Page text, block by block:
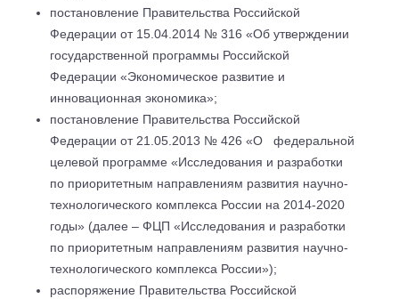
постановление Правительства Российской
Федерации от 15.04.2014 № 316 «Об утверждении
государственной программы Российской
Федерации «Экономическое развитие и
инновационная экономика»;
постановление Правительства Российской
Федерации от 21.05.2013 № 426 «О
федеральной
целевой программе «Исследования и разработки
по приоритетным направлениям развития научно-
технологического комплекса России на 2014-2020
годы» (далее – ФЦП «Исследования и разработки
по приоритетным направлениям развития научно-
технологического комплекса России»);
распоряжение Правительства Российской